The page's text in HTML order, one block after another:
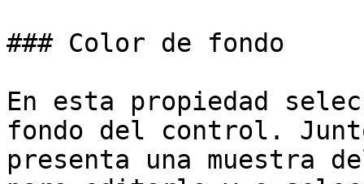
### Color de fondo
En esta propiedad
fondo del control.
presenta una muestra